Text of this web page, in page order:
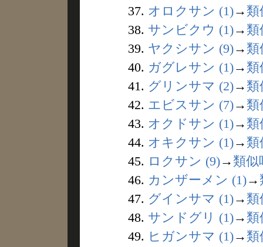
37. オロクサン (1)→ 類
38. サンビクウ (1)→ 類
39. ヤクシサン (9)→ 類
40. ガグレサン (1)→ 類
41. グリンサマ (2)→ 類
42. エビスサン (7)→ 類
43. オクドサン (1)→ 類
44. オキクサン (1)→ 類
45. ロクサン (9)→ 類似
46. カンザーメン (1)→
47. グインサマ (1)→ 類
48. サンドグリ (1)→ 類
49. ヒガンサマ (1)→ 類